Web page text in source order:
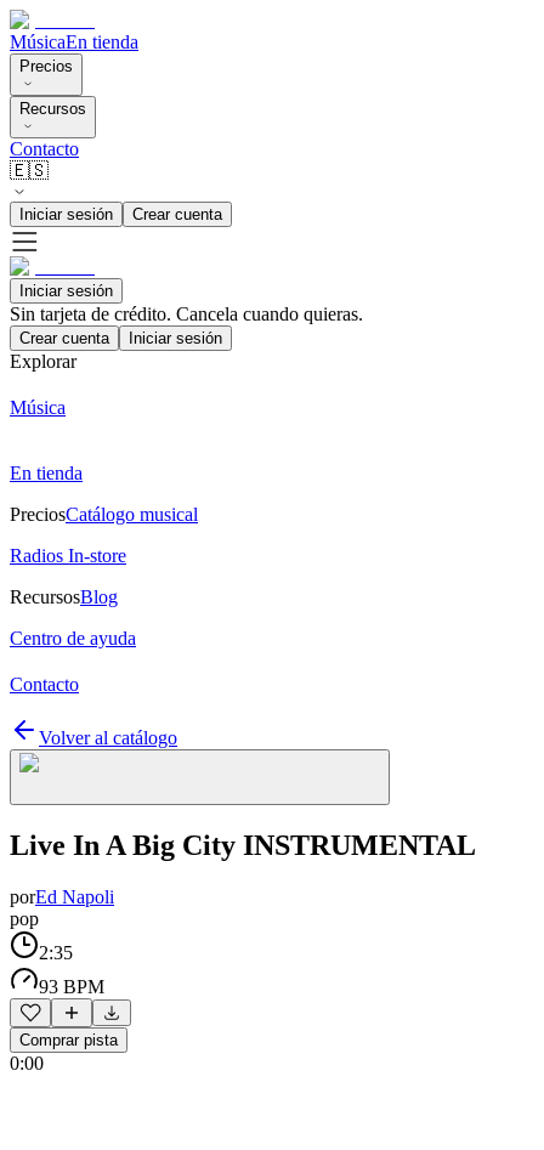
MúsicaEn tienda
Precios
Recursos
Contacto
🇪🇸
Iniciar sesión Crear cuenta
Iniciar sesión
Sin tarjeta de crédito. Cancela cuando quieras.
Crear cuenta Iniciar sesión
Explorar
Música
En tienda
PreciosCatálogo musical
Radios In-store
RecursosBlog
Centro de ayuda
Contacto
Volver al catálogo
Live In A Big City INSTRUMENTAL
porEd Napoli
pop
2:35
93 BPM
Comprar pista
0:00